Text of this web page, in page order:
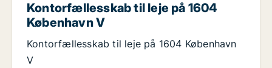
Kontorfællesskab til leje på 1604
København V
Kontorfællesskab til leje på 1604 København
V